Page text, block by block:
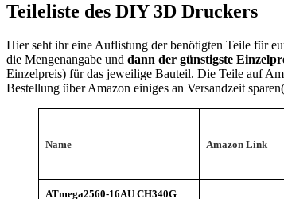
Teileliste des DIY 3D Druckers
Hier seht ihr eine Auflistung der benötigten Teile für
die Mengenangabe und dann der günstigste
Einzelpreis) für das jeweilige Bauteil. Die Teile auf
Bestellung über Amazon einiges an Versandzeit
Name Amazon Link
ATmega2560-16AU CH340G